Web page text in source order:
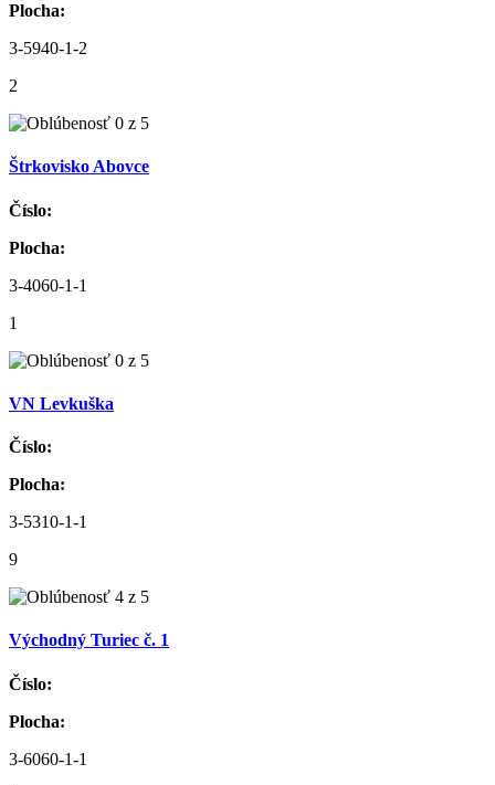
Plocha:
3-5940-1-2
2
Štrkovisko Abovce
Číslo:
Plocha:
3-4060-1-1
1
VN Levkuška
Číslo:
Plocha:
3-5310-1-1
9
Východný Turiec č. 1
Číslo:
Plocha:
3-6060-1-1